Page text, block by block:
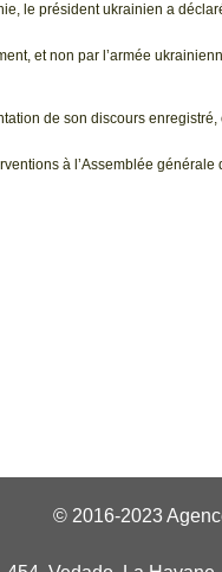
le président ukrainien a
et non par l’armée
de son discours enregistré,
à l’Assemblée générale
© 2016-2023